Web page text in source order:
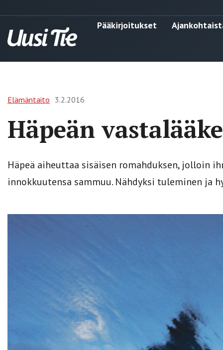
Pääkirjoitukset
Elämäntaito 3.2.2016
Häpeän
Häpeä aiheuttaa sisäisen romahduksen, jolloin
innokkuutensa sammuu. Nähdyksi tuleminen ja